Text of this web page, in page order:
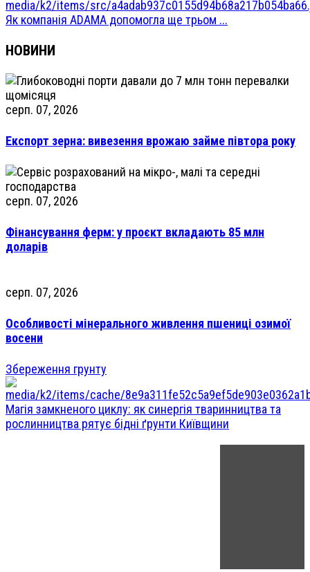
Як компанія ADAMA допомогла ще трьом ...
НОВИНИ
серп. 07, 2026
Експорт зерна: вивезення врожаю займе півтора року
серп. 07, 2026
Фінансування ферм: у проєкт вкладають 85 млн
доларів
серп. 07, 2026
Особливості мінерального живлення пшениці озимої
восени
Збереження грунту
Магія замкненого циклу: як синергія тваринництва та
рослинництва рятує бідні ґрунти Київщини